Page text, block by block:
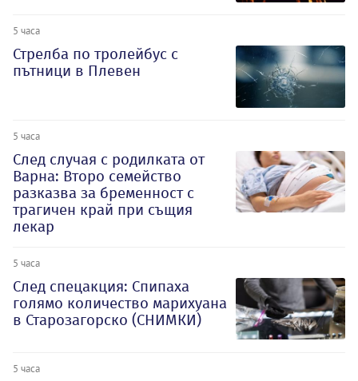
5 часа
Стрелба по тролейбус с
пътници в Плевен
5 часа
След случая с родилката от
Варна: Второ семейство
разказва за бременност с
трагичен край при същия
лекар
5 часа
След спецакция: Спипаха
голямо количество марихуана
в Старозагорско (СНИМКИ)
5 часа